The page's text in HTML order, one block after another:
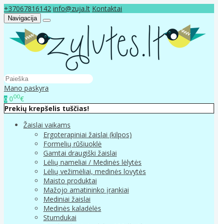
+37067816142 info@zuja.lt Kontaktai
Navigacija
Mano paskyra
0 000€
Prekių krepšelis tuščias!
Žaislai vaikams
Ergoterapiniai žaislai (kilpos)
Formelių rūšiuoklė
Gamtai draugiški žaislai
Lėlių nameliai / Medinės lėlytės
Lėlių vežimėliai, medinės lovytės
Maisto produktai
Mažojo amatininko įrankiai
Mediniai žaislai
Medinės kaladėlės
Stumdukai